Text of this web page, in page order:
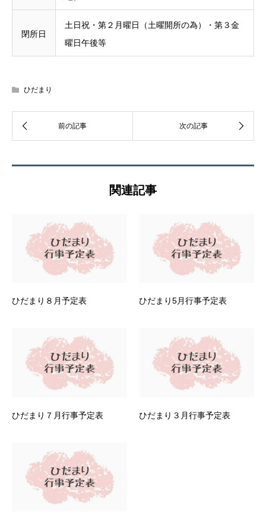
閉所日
土日祝・第２月曜日（土曜開所の為）・第３金
曜日午後等
ひだまり
関連記事
ひだまり８月予定表 ひだまり5月行事予定表
ひだまり７月行事予定表 ひだまり３月行事予定表